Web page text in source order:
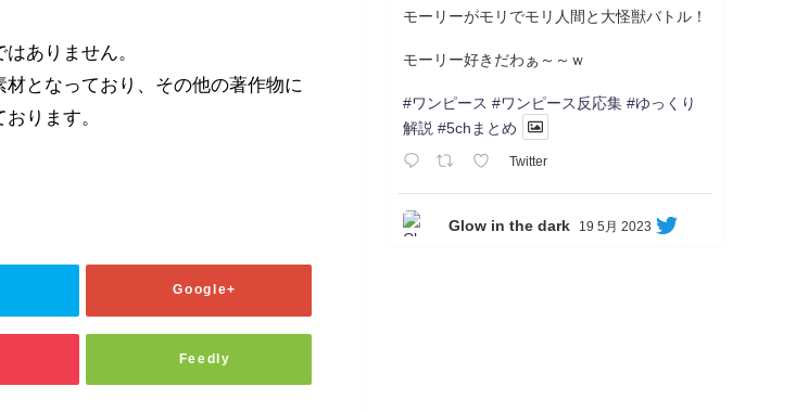
ありません。
となっており、その他の著作物に
ります。
Google+
Feedly
モーリーがモリでモリ人間と大怪獣バトル！
モーリー好きだわぁ～～ｗ
#ワンピース #ワンピース反応集 #ゆっくり
解説 #5chまとめ
Twitter
Glow in the dark 19 5月 2023